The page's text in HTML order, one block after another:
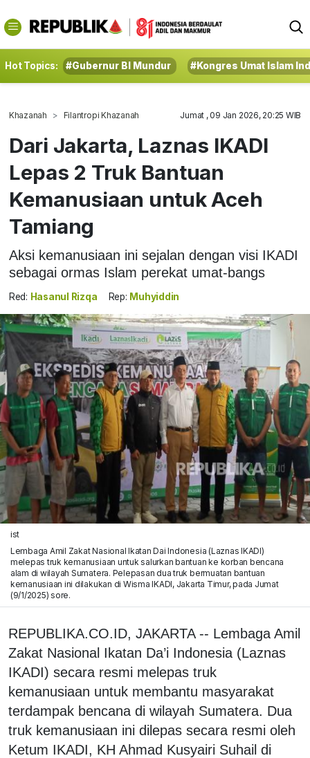
Hot Topics: #Gubernur BI Mundur #Kongres Umat Islam
Khazanah Filantropi Khazanah Jumat , 09 Jan 2026, 20:25 WIB
Dari Jakarta, Laznas IKADI
Lepas 2 Truk Bantuan
Kemanusiaan untuk Aceh
Tamiang
Aksi kemanusiaan ini sejalan dengan visi IKADI
sebagai ormas Islam perekat umat-bangs
Red: Hasanul Rizqa Rep: Muhyiddin
ist
Lembaga Amil Zakat Nasional Ikatan Dai Indonesia (Laznas IKADI)
melepas truk kemanusiaan untuk salurkan bantuan ke korban bencana
alam di wilayah Sumatera. Pelepasan dua truk bermuatan bantuan
kemanusiaan ini dilakukan di Wisma IKADI, Jakarta Timur, pada Jumat
(9/1/2025) sore.
REPUBLIKA.CO.ID, JAKARTA -- Lembaga Amil
Zakat Nasional Ikatan Da’i Indonesia (Laznas
IKADI) secara resmi melepas truk
kemanusiaan untuk membantu masyarakat
terdampak bencana di wilayah Sumatera. Dua
truk kemanusiaan ini dilepas secara resmi oleh
Ketum IKADI, KH Ahmad Kusyairi Suhail di